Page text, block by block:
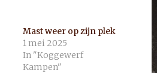
Mast weer op zijn plek
1 mei 2025
In "Koggewerf
Kampen"